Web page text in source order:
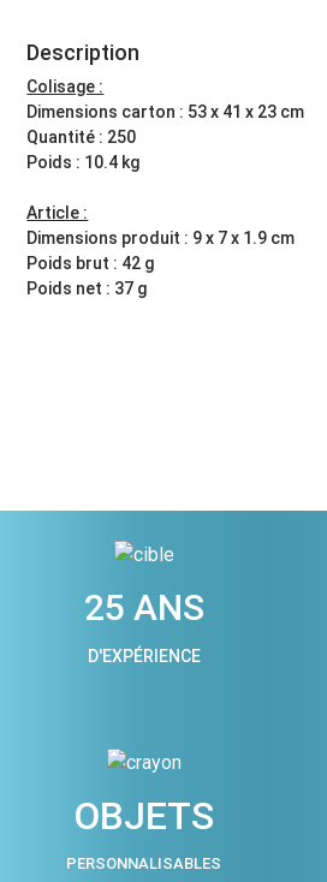
Description
Colisage :
Dimensions carton : 53 x 41 x 23 cm
Quantité : 250
Poids : 10.4 kg
Article :
Dimensions produit : 9 x 7 x 1.9 cm
Poids brut : 42 g
Poids net : 37 g
25 ANS
D'EXPÉRIENCE
OBJETS
PERSONNALISABLES